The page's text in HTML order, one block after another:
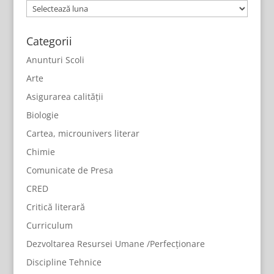
Arhive
Categorii
Anunturi Scoli
Arte
Asigurarea calității
Biologie
Cartea, microunivers literar
Chimie
Comunicate de Presa
CRED
Critică literară
Curriculum
Dezvoltarea Resursei Umane /Perfecționare
Discipline Tehnice